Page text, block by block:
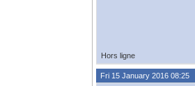
Hors ligne
Fri 15 January 2016 08:25